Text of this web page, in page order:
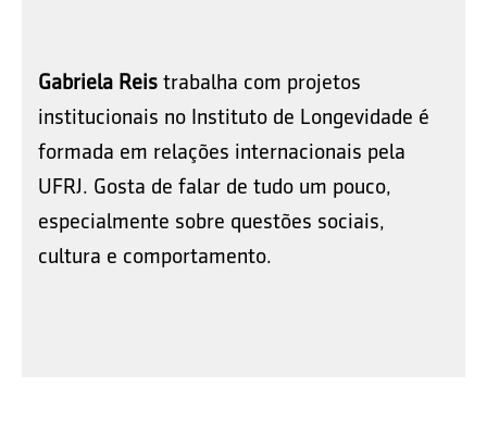
Gabriela Reis trabalha com projetos
institucionais no Instituto de Longevidade é
formada em relações internacionais pela
UFRJ. Gosta de falar de tudo um pouco,
especialmente sobre questões sociais,
cultura e comportamento.